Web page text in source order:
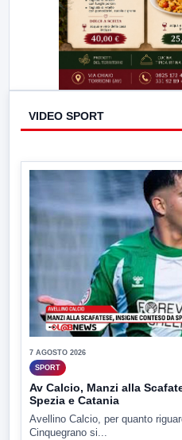
VIDEO SPORT
7 AGOSTO 2026
SPORT
Av Calcio, Manzi alla
Spezia e Catania
Avellino Calcio, per quanto
Cinquegrano si...